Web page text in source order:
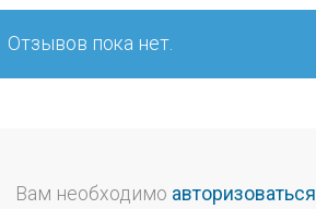
Отзывов пока нет.
Вам необходимо авторизоваться